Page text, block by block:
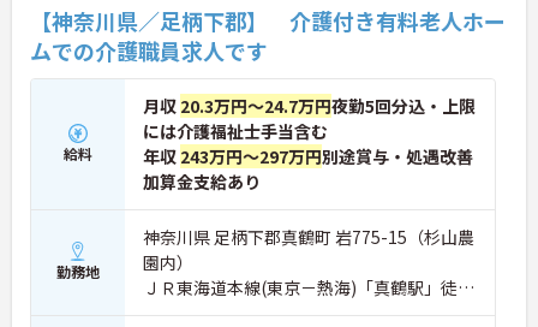
【神奈川県／足柄下郡】 介護付き有料老人ホー
ムでの介護職員求人です
給料
月収 20.3万円～24.7万円夜勤5回分込・上限
には介護福祉士手当含む
年収 243万円～297万円別途賞与・処遇改善
加算金支給あり
勤務地
神奈川県 足柄下郡真鶴町 岩775-15（杉山農
園内）
ＪＲ東海道本線(東京－熱海)「真鶴駅」徒歩
17分